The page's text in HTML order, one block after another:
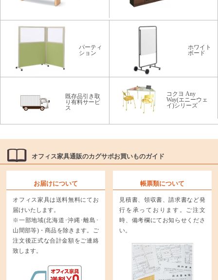
パーティ
ション
ホワイト
ボード
既存品引き取
り有料サービ
ス
コクヨ Any
Way(エニーウェ
イ)シリーズ
オフィス家具通販のカグサポお買いものガイド
お届けについて
オフィス家具は送料無料にてお
届けいたします。
※一部地域(北海道･沖縄･離島･
山間部等)・商品を除きます。ご
注文後正式な合計金額をご連絡
致します。
帳票類について
見積書、領収書、請求書など発
行を承っております。ご注文
時、備考欄にてお知らせくださ
い。